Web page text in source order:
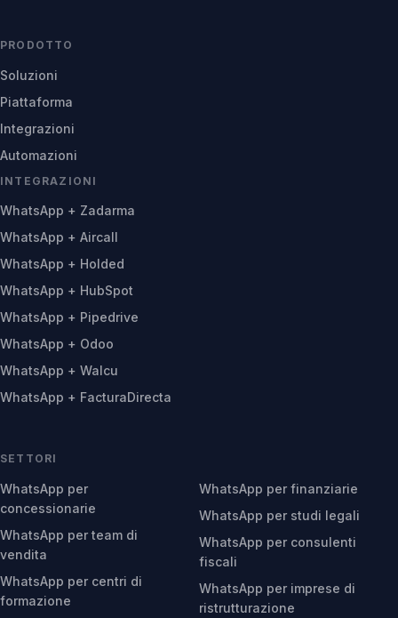
PRODOTTO
Soluzioni
Piattaforma
Integrazioni
Automazioni
INTEGRAZIONI
WhatsApp + Zadarma
WhatsApp + Aircall
WhatsApp + Holded
WhatsApp + HubSpot
WhatsApp + Pipedrive
WhatsApp + Odoo
WhatsApp + Walcu
WhatsApp + FacturaDirecta
SETTORI
WhatsApp per
concessionarie
WhatsApp per team di
vendita
WhatsApp per centri di
formazione
WhatsApp per finanziarie
WhatsApp per studi legali
WhatsApp per consulenti
fiscali
WhatsApp per imprese di
ristrutturazione